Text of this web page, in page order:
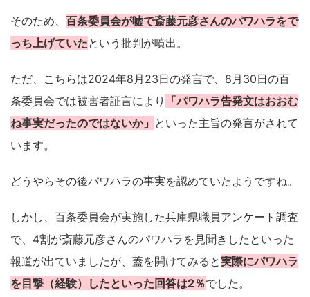
そのため、 百条委員会が嘘で斎藤元彦さんのパワハラをで
っち上げていたという批判が噴出。
ただ、こちらは2024年8月23日の発言で、8月30日の百
条委員会では被害者証言により
「パワハラ告発文はおおむ
ね事実だったのではないか」 といった主旨の発言がされて
います。
どうやらその後パワハラの事実を認めていたようですね。
しかし、百条委員会が実施した兵庫県職員アンケート調査
で、4割が斎藤元彦さんのパワハラを見聞きしたといった
報道が出ていましたが、蓋を開けてみると実際にパワハラ
を目撃（経験）したといった回答は2％でした。